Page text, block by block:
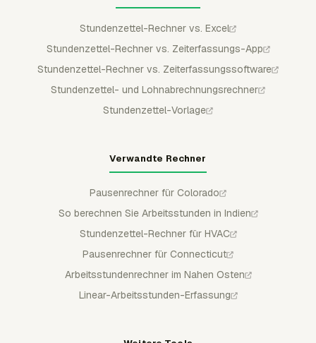
Stundenzettel-Rechner vs. Excel
Stundenzettel-Rechner vs. Zeiterfassungs-App
Stundenzettel-Rechner vs. Zeiterfassungssoftware
Stundenzettel- und Lohnabrechnungsrechner
Stundenzettel-Vorlage
Verwandte Rechner
Pausenrechner für Colorado
So berechnen Sie Arbeitsstunden in Indien
Stundenzettel-Rechner für HVAC
Pausenrechner für Connecticut
Arbeitsstundenrechner im Nahen Osten
Linear-Arbeitsstunden-Erfassung